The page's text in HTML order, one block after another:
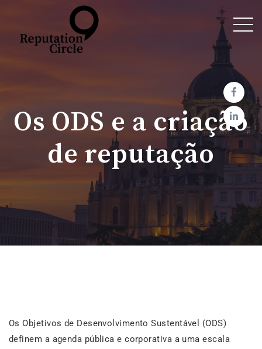
Os ODS e a criação
de reputação
Os Objetivos de Desenvolvimento Sustentável (ODS)
definem a agenda pública e corporativa a uma escala